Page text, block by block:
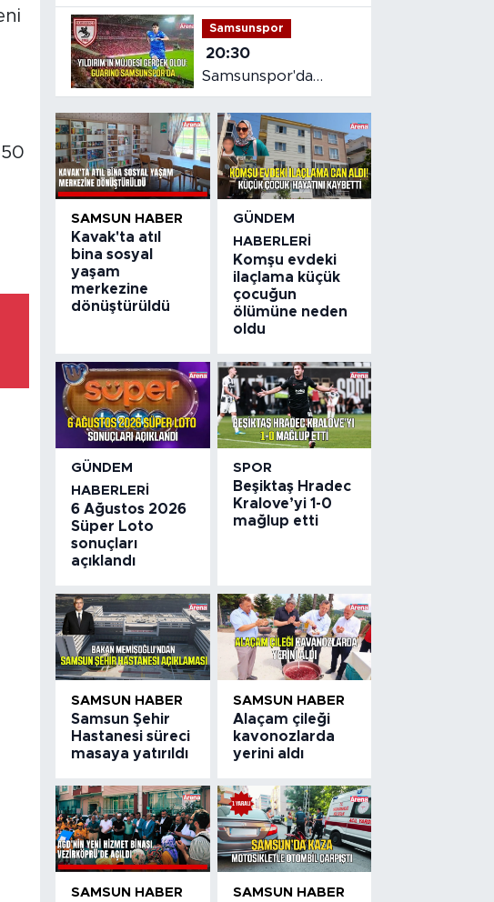
masaya yatırıldı
Samsunspor
20:30
Samsunspor'da
Gabriele dönemi
başladı
SAMSUN HABER
Kavak'ta atıl
bina sosyal
yaşam
merkezine
dönüştürüldü
GÜNDEM
HABERLERI
Komşu evdeki
ilaçlama küçük
çocuğun
ölümüne neden
oldu
GÜNDEM
HABERLERI
6 Ağustos 2026
Süper Loto
sonuçları
açıklandı
SPOR
Beşiktaş Hradec
Kralove’yi 1-0
mağlup etti
SAMSUN HABER
Samsun Şehir
Hastanesi süreci
masaya yatırıldı
SAMSUN HABER
Alaçam çileği
kavonozlarda
yerini aldı
SAMSUN HABER SAMSUN HABER